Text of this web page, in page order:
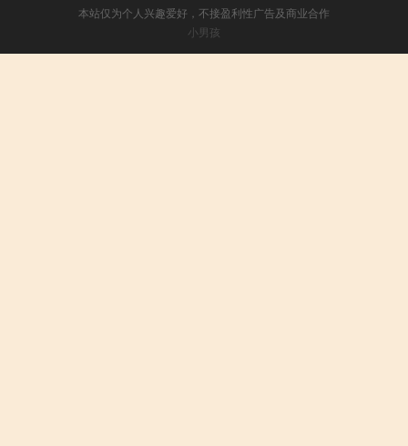
本站仅为个人兴趣爱好，不接盈利性广告及商业合作
小男孩